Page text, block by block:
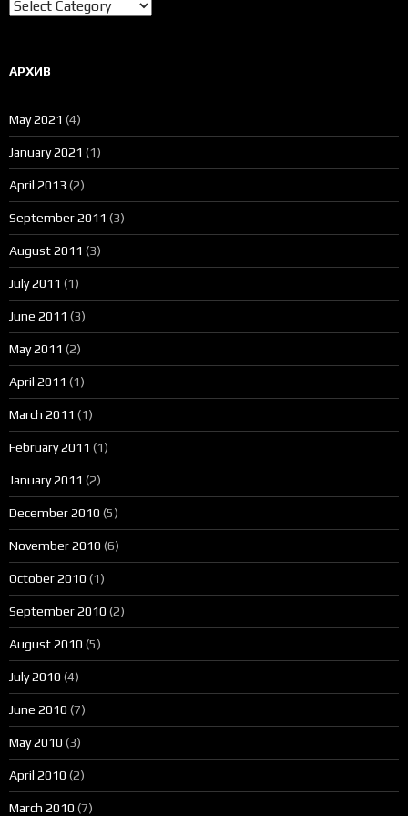
АРХИВ
May 2021 (4)
January 2021 (1)
April 2013 (2)
September 2011 (3)
August 2011 (3)
July 2011 (1)
June 2011 (3)
May 2011 (2)
April 2011 (1)
March 2011 (1)
February 2011 (1)
January 2011 (2)
December 2010 (5)
November 2010 (6)
October 2010 (1)
September 2010 (2)
August 2010 (5)
July 2010 (4)
June 2010 (7)
May 2010 (3)
April 2010 (2)
March 2010 (7)